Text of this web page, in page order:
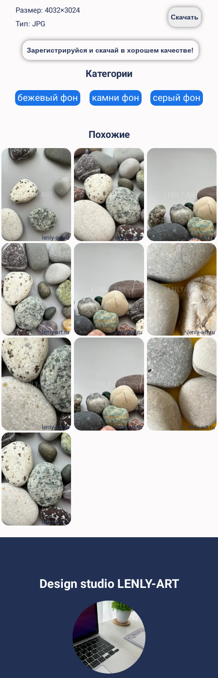
Размер: 4032×3024
Тип: JPG
Скачать
Зарегистрируйся и скачай в хорошем качестве!
Категории
бежевый фон камни фон серый фон
Похожие
lenly-art.ru
lenly-art.ru
lenly-art.ru
lenly-art.ru
lenly-art.ru
lenly-art.ru
lenly-art.ru
lenly-art.ru
lenly-art.ru
lenly-art.ru
Design studio LENLY-ART